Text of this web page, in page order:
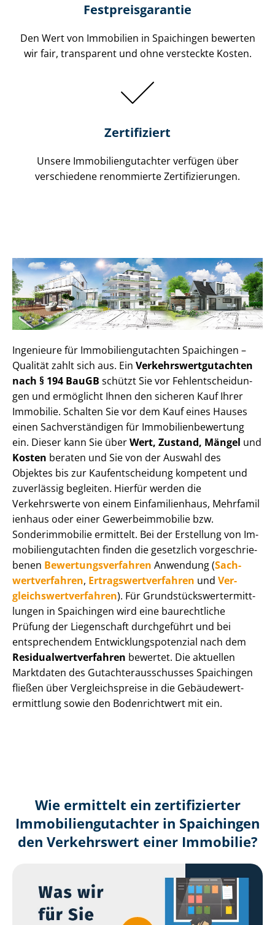
Festpreis​garantie
Den Wert von Immobilien in Spaichingen bewerten
wir fair, transparent und ohne versteckte Kosten.
Zertifiziert
Unsere Immobilien­gutachter verfügen über
verschiedene renommierte Zer­ti­fi­zie­run­gen.
Ingenieure für Im­mo­bi­li­en­gut­ach­ten Spaichingen –
Qualität zahlt sich aus. Ein Ver­kehrs­wert­gut­ach­ten
nach § 194 BauGB schützt Sie vor Fehl­ent­schei­dun­
gen und ermöglicht Ihnen den sicheren Kauf Ihrer
Immobilie. Schalten Sie vor dem Kauf eines Hauses
einen Sach­ver­stän­di­gen für Im­mo­bi­li­en­be­wer­tung
ein. Dieser kann Sie überWert, Zustand, Mängel und
Kosten beraten und Sie von der Auswahl des
Objektes bis zur Kauf­ent­schei­dung kompetent und
zuverlässig begleiten. Hierfür werden die
Verkehrswerte von einem Einfamilienhaus, Mehr­fa­mi­l
i­en­haus oder einer Ge­wer­be­im­mo­bi­lie bzw.
Sonderimmobilie ermittelt. Bei der Erstellung von Im­
mo­bi­li­en­gut­ach­ten finden die gesetzlich vor­ge­schrie­
be­nen Be­wer­tungs­ver­fah­ren Anwendung (Sach­
wert­ver­fah­ren, Er­trags­wert­ver­fah­ren und Ver­
gleichs­wert­ver­fah­ren). Für Grund­stücks­wert­ermitt­
lun­gen in Spaichingen wird eine baurechtliche
Prüfung der Liegenschaft durchgeführt und bei
entsprechendem Ent­wick­lungs­po­ten­zi­al nach dem
Re­si­du­al­wert­ver­fah­ren bewertet. Die aktuellen
Marktdaten des Gut­ach­ter­aus­schus­ses Spaichingen
fließen über Ver­gleichs­prei­se in die Ge­bäu­de­wert­
ermitt­lung sowie den Bodenrichtwert mit ein.
Wie ermittelt ein zertifizierter
Immobilien­gutachter in Spaichingen
den Verkehrswert einer Immobilie?